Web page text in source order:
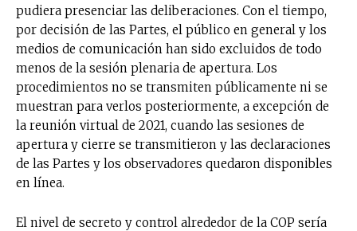
pudiera presenciar las deliberaciones. Con el tiempo,
por decisión de las Partes, el público en general y los
medios de comunicación han sido excluidos de todo
menos de la sesión plenaria de apertura. Los
procedimientos no se transmiten públicamente ni se
muestran para verlos posteriormente, a excepción de
la reunión virtual de 2021, cuando las sesiones de
apertura y cierre se transmitieron y las declaraciones
de las Partes y los observadores quedaron disponibles
en línea.
El nivel de secreto y control alrededor de la COP sería